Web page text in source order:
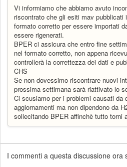
Vi informiamo che abbiamo avuto
riscontrato che gli esiti mav pubblicati
formato corretto per essere importati
essere rigenerati.
BPER ci assicura che entro fine
nel formato corretto, non appena
controllerà la correttezza dei dati e
CHS
Se non dovessimo riscontrare nuovi
prossima settimana sarà riattivato lo
Ci scusiamo per i problemi causati da
aggiornamenti ma non dipendono da
sollecitando BPER affinchè tutto torni
I commenti a questa discussione ora